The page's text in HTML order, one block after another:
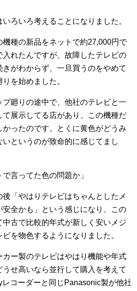
ろいろ考えることになりました。
種の新品をネットで約27,000円で
入れたんですが、故障したテレビの
きがわからず、一旦買うのをやめて
を始めました。
廻りの途中で、他社のテレビと一
展示してる店があり、この機種だ
ったのです。とくに黄色がどうみ
というのが致命的に感じてまし
で言ってた色の問題か」
「やはりテレビはちゃんとしたメ
安全かも」という感じになり、この
古で比較的年式が新しく安いメジ
を物色するようになりました。
カー製のテレビはやはり機能や年式
うせ高いなら並行して購入を考えて
コーダーと同じPanasonic製が他社